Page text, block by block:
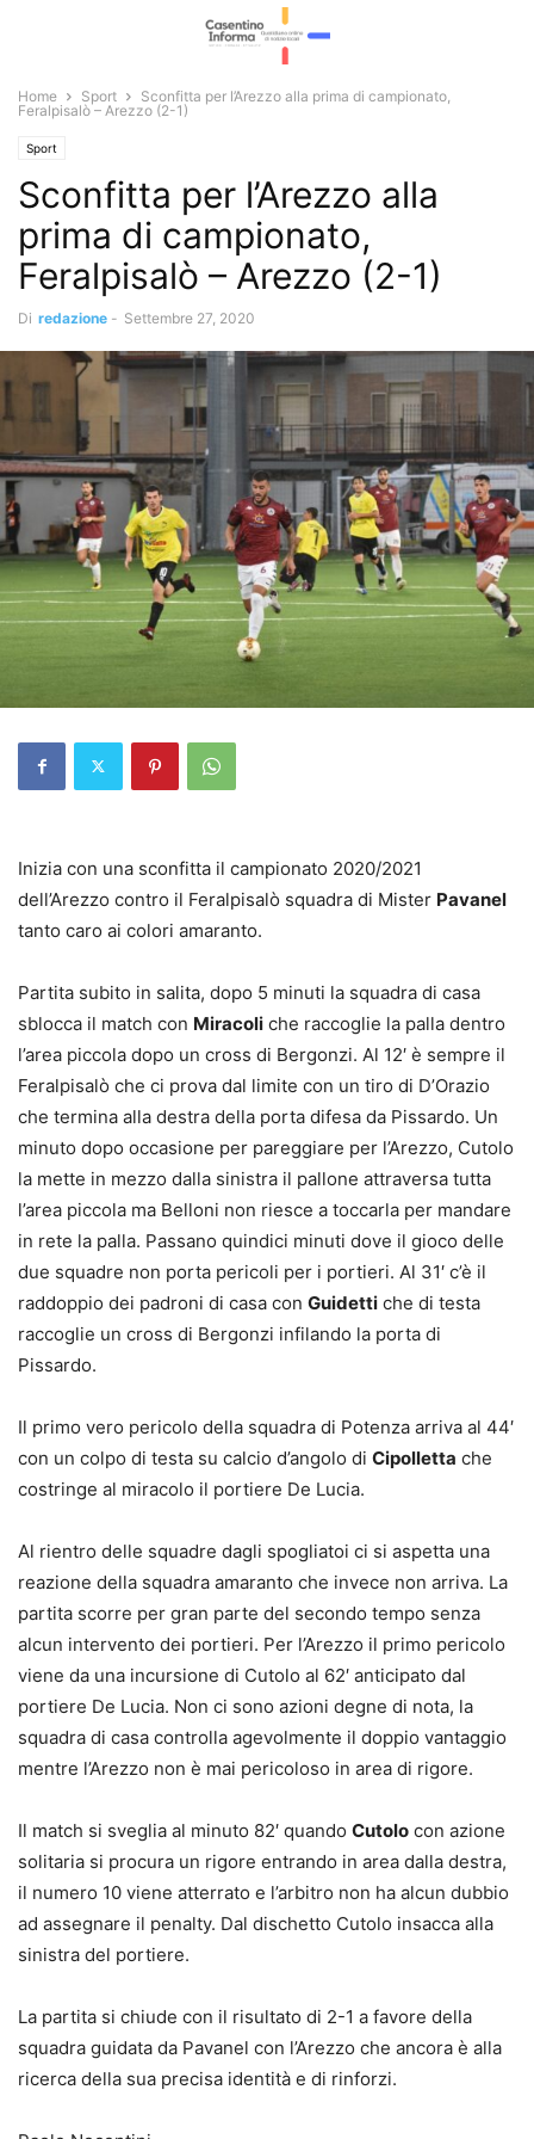
Home Sport
Sconfitta per l’Arezzo alla prima di campionato,
Feralpisalò – Arezzo (2-1)
Sport
Sconfitta per l’Arezzo alla
prima di campionato,
Feralpisalò – Arezzo (2-1)
Di redazione - Settembre 27, 2020
Inizia con una sconfitta il campionato 2020/2021
dell’Arezzo contro il Feralpisalò squadra di Mister Pavanel
tanto caro ai colori amaranto.
Partita subito in salita, dopo 5 minuti la squadra di casa
sblocca il match con Miracoli che raccoglie la palla dentro
l’area piccola dopo un cross di Bergonzi. Al 12′ è sempre il
Feralpisalò che ci prova dal limite con un tiro di D’Orazio
che termina alla destra della porta difesa da Pissardo. Un
minuto dopo occasione per pareggiare per l’Arezzo, Cutolo
la mette in mezzo dalla sinistra il pallone attraversa tutta
l’area piccola ma Belloni non riesce a toccarla per mandare
in rete la palla. Passano quindici minuti dove il gioco delle
due squadre non porta pericoli per i portieri. Al 31′ c’è il
raddoppio dei padroni di casa con Guidetti che di testa
raccoglie un cross di Bergonzi infilando la porta di
Pissardo.
Il primo vero pericolo della squadra di Potenza arriva al 44′
con un colpo di testa su calcio d’angolo di Cipolletta che
costringe al miracolo il portiere De Lucia.
Al rientro delle squadre dagli spogliatoi ci si aspetta una
reazione della squadra amaranto che invece non arriva. La
partita scorre per gran parte del secondo tempo senza
alcun intervento dei portieri. Per l’Arezzo il primo pericolo
viene da una incursione di Cutolo al 62′ anticipato dal
portiere De Lucia. Non ci sono azioni degne di nota, la
squadra di casa controlla agevolmente il doppio vantaggio
mentre l’Arezzo non è mai pericoloso in area di rigore.
Il match si sveglia al minuto 82′ quando Cutolo con azione
solitaria si procura un rigore entrando in area dalla destra,
il numero 10 viene atterrato e l’arbitro non ha alcun dubbio
ad assegnare il penalty. Dal dischetto Cutolo insacca alla
sinistra del portiere.
La partita si chiude con il risultato di 2-1 a favore della
squadra guidata da Pavanel con l’Arezzo che ancora è alla
ricerca della sua precisa identità e di rinforzi.